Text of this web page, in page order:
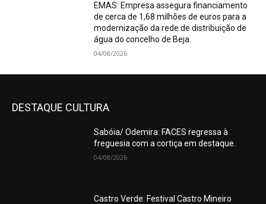
EMAS: Empresa assegura financiamento
de cerca de 1,68 milhões de euros para a
modernização da rede de distribuição de
água do concelho de Beja.
04/08/2026
DESTAQUE CULTURA
Sabóia/ Odemira: FACES regressa à
freguesia com a cortiça em destaque.
04/08/2026
Castro Verde: Festival Castro Mineiro